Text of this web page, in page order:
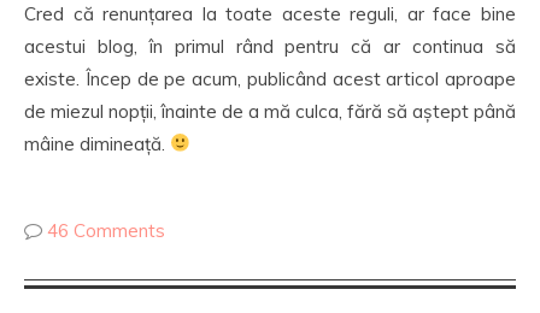
Cred că renunțarea la toate aceste reguli, ar face bine
acestui blog, în primul rând pentru că ar continua să
existe. Încep de pe acum, publicând acest articol aproape
de miezul nopții, înainte de a mă culca, fără să aștept până
mâine dimineață.
46 Comments